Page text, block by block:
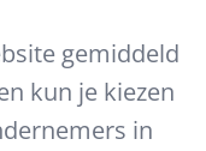
gemiddeld
kun je kiezen
in